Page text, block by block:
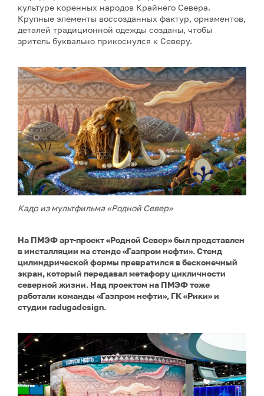
культуре коренных народов Крайнего Севера.
Крупные элементы воссозданных фактур, орнаментов,
деталей традиционной одежды созданы, чтобы
зритель буквально прикоснулся к Северу.
Кадр из мультфильма «Родной Север»
На ПМЭФ арт-проект «Родной Север» был представлен
в инсталляции на стенде «Газпром нефти». Стенд
цилиндрической формы превратился в бесконечный
экран, который передавал метафору цикличности
северной жизни. Над проектом на ПМЭФ тоже
работали команды «Газпром нефти», ГК «Рики» и
студии radugadesign.